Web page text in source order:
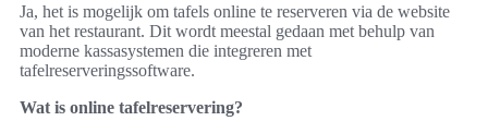
Ja, het is mogelijk om tafels online te reserveren via de website
van het restaurant. Dit wordt meestal gedaan met behulp van
moderne kassasystemen die integreren met
tafelreserveringssoftware.
Wat is online tafelreservering?